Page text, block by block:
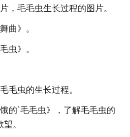
，毛毛虫生长过程的图片。
曲》。
虫》。
毛虫的生长过程。
的`毛毛虫》，了解毛毛虫的
。